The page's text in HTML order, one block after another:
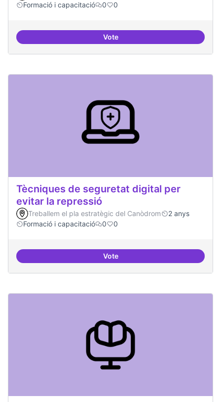
Formació i capacitació
0 0
VoteOferta formativa especialitzada:
Tècniques de seguretat digital per
evitar la repressió
Treballem el pla estratègic del Canòdrom
2 anys
Formació i capacitació
0 0
VoteTècniques de seguretat digital